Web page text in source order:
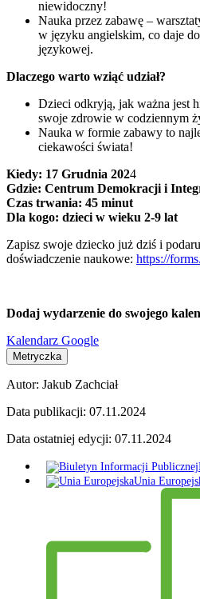
niewidoczny!
Nauka przez zabawę –
w języku angielskim, co daje
językowej.
Dlaczego warto wziąć udział?
Dzieci odkryją, jak ważna jest
swoje zdrowie w codziennym
Nauka w formie zabawy to
ciekawości świata!
Kiedy: 17 Grudnia 2024
Gdzie: Centrum Demokracji i
Czas trwania: 45 minut
Dla kogo: dzieci w wieku 2-9 lat
Zapisz swoje dziecko już dziś i
doświadczenie naukowe: https://
Dodaj wydarzenie do swojego
Kalendarz Google
Metryczka
Autor: Jakub Zachciał
Data publikacji: 07.11.2024
Data ostatniej edycji: 07.11.2024
Unia